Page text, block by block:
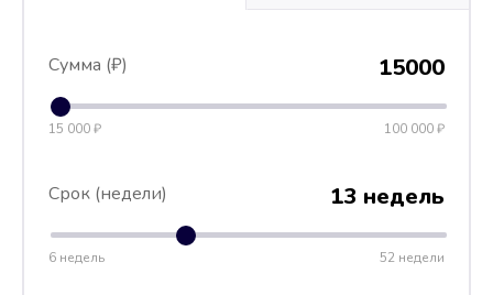
Сумма (₽) 15000
15 000 ₽ 100 000 ₽
Срок (недели) 13 недель
6 недель 52 недели